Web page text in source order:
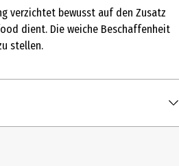
verzichtet bewusst auf den Zusatz
dient. Die weiche Beschaffenheit
stellen.